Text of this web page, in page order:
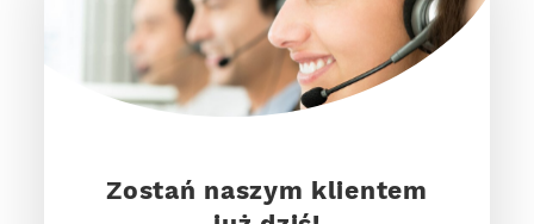
Zostań naszym klientem